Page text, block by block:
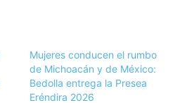
Mujeres conducen el rumbo
de Michoacán y de México:
Bedolla entrega la Presea
Eréndira 2026